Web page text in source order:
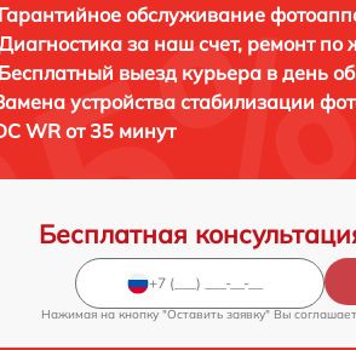
Гарантийное обслуживание
за наш счет, ремонт по
Бесплатный выезд курьера в день
устройства стабилизации
WR от 35 минут
Бесплатная
Нажимая на кнопку "Оставить заявку" Вы